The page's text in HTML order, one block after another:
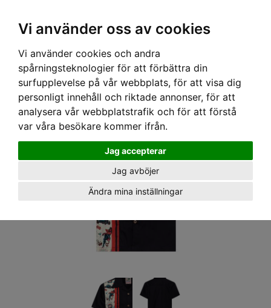
Vi använder oss av cookies
Vi använder cookies och andra
spårningsteknologier för att förbättra din
surfupplevelse på vår webbplats, för att visa dig
personligt innehåll och riktade annonser, för att
analysera vår webbplatstrafik och för att förstå
var våra besökare kommer ifrån.
Jag accepterar
Jag avböjer
Ändra mina inställningar
Hem› HERR›SKJORTOR› KING KEROSIN - PANEL SKJORTA »ROCKABIILY DEVIL« BLACK